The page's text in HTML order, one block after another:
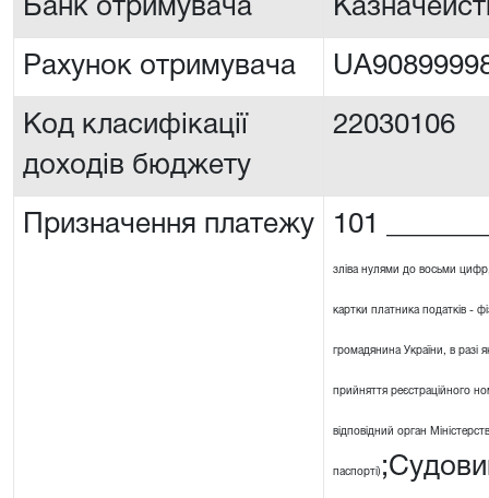
Банк отримувача
Рахунок отримувача
Код класифікації
доходів бюджету
22030106
Призначення платежу 101
зліва нулями до восьми
картки платника податків -
громадянина України, в разі
прийняття реєстраційного
відповідний орган
паспорті)